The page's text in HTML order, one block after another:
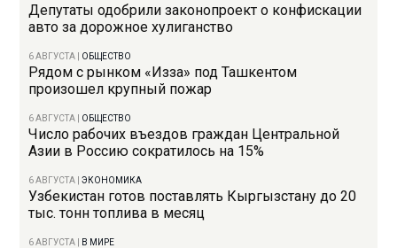
Депутаты одобрили законопроект о конфискации
авто за дорожное хулиганство
6 АВГУСТА ОБЩЕСТВО
Рядом с рынком «Изза» под Ташкентом
произошел крупный пожар
6 АВГУСТА ОБЩЕСТВО
Число рабочих въездов граждан Центральной
Азии в Россию сократилось на 15%
6 АВГУСТА |ЭКОНОМИКА
Узбекистан готов поставлять Кыргызстану до 20
тыс. тонн топлива в месяц
6 АВГУСТА В МИРЕ